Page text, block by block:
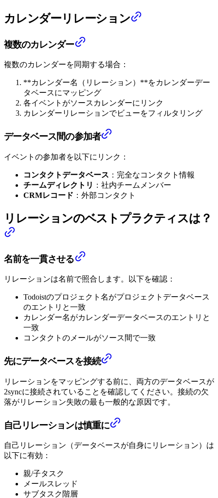
カレンダーリレーション
複数のカレンダー
複数のカレンダーを同期する場合：
**カレンダー名（リレーション）**をカレンダーデー
タベースにマッピング
各イベントがソースカレンダーにリンク
カレンダーリレーションでビューをフィルタリング
データベース間の参加者
イベントの参加者を以下にリンク：
コンタクトデータベース ：完全なコンタクト情報
チームディレクトリ ：社内チームメンバー
CRMレコード ：外部コンタクト
リレーションのベストプラクティスは？
名前を一貫させる
リレーションは名前で照合します。以下を確認：
Todoistのプロジェクト名がプロジェクトデータベース
のエントリと一致
カレンダー名がカレンダーデータベースのエントリと
一致
コンタクトのメールがソース間で一致
先にデータベースを接続
リレーションをマッピングする前に、両方のデータベースが
2syncに接続されていることを確認してください。接続の欠
落がリレーション失敗の最も一般的な原因です。
自己リレーションは慎重に
自己リレーション（データベースが自身にリレーション）は
以下に有効：
親/子タスク
メールスレッド
サブタスク階層